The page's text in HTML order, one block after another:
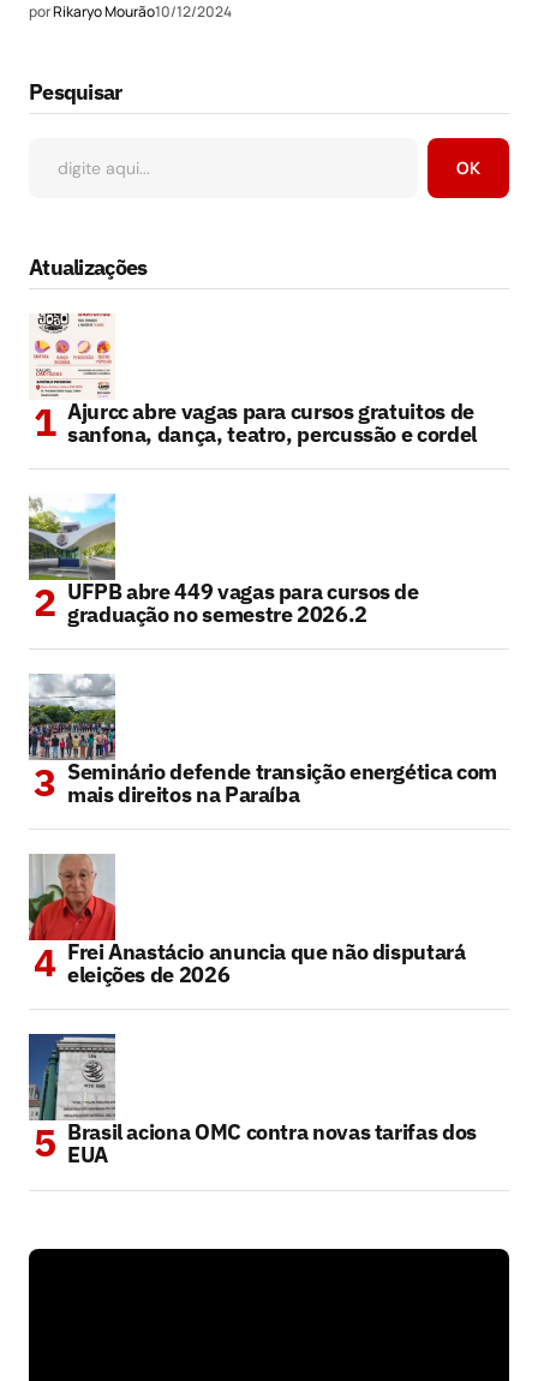
porRikaryo Mourão10/12/2024
Pesquisar
OK
Atualizações
Ajurcc abre vagas para cursos gratuitos de
sanfona, dança, teatro, percussão e cordel
UFPB abre 449 vagas para cursos de
graduação no semestre 2026.2
Seminário defende transição energética com
mais direitos na Paraíba
Frei Anastácio anuncia que não disputará
eleições de 2026
Brasil aciona OMC contra novas tarifas dos
EUA